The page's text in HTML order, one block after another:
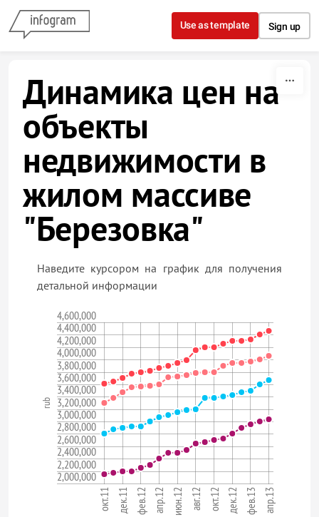
Skip to content
Use as template Sign up
Динамика цен на
объекты
недвижимости в
жилом массиве
"Березовка"
Наведите курсором на график для получения
детальной информации
2,000,000
2,200,000
2,400,000
2,600,000
2,800,000
3,000,000
3,200,000
3,400,000
3,600,000
3,800,000
4,000,000
4,200,000
4,400,000
4,600,000
окт.11 дек.11 фев.12 апр.12 июн.12 авг.12 окт.12 дек.12 фев.13 апр.13
rub